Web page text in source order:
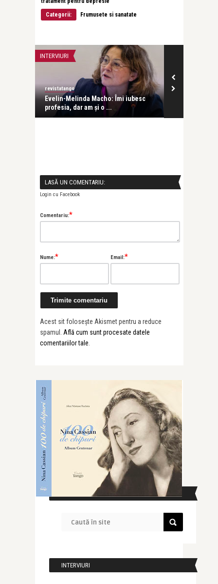
Categorii:
Frumusete si sanatate
INTERVIURI
revistatango
Evelin-Melinda Macho: Îmi iubesc
profesia, dar am și o ...
LASĂ UN COMENTARIU:
Login cu Facebook
Comentariu:*
Nume:* Email:*
Acest sit folosește Akismet pentru a reduce
spamul. Află cum sunt procesate datele
comentariilor tale
CAUTĂ ÎN SITE
INTERVIURI